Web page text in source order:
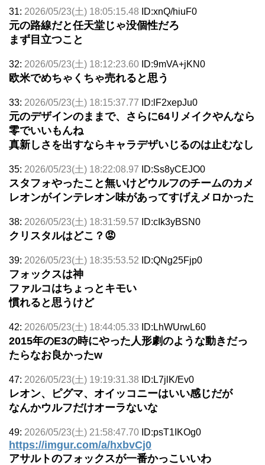
31: 2026/05/23(土) 18:05:15.48 ID:xnQ/hiuF0
元の路線だと任天堂じゃ没個性だろ
まず目立つこと
32: 2026/05/23(土) 18:12:23.60 ID:9mVA+jKN0
欧米でめちゃくちゃ売れると思う
33: 2026/05/23(土) 18:15:37.77 ID:lF2xepJu0
元のデザインのままで、さらに64リメイクやんなら
零でいいもんね
真新しさを出すならキャラデザいじるのは止むなし
35: 2026/05/23(土) 18:22:08.97 ID:Ss8yCEJO0
スタフォやったこと無いけどウルフのチームのカメ
レオンがインテレオン味があってすげえメロかった
38: 2026/05/23(土) 18:31:59.57 ID:cIk3yBSN0
クリスタルはどこ？😡
39: 2026/05/23(土) 18:35:53.52 ID:QNg25Fjp0
フォックスは神
ファルコはちょっとキモい
慣れると思うけど
42: 2026/05/23(土) 18:44:05.33 ID:LhWUrwL60
2015年のE3の時にやった人形劇のような動きだっ
たらなお良かったw
47: 2026/05/23(土) 19:19:31.38 ID:L7jlK/Ev0
レオン、ピグマ、オイッコニーはいい感じだが
なんかウルフだけオーラないな
49: 2026/05/23(土) 21:58:47.70 ID:psT1IKOg0
https://imgur.com/a/hxbvCj0
アサルトのフォックスが一番かっこいいわ